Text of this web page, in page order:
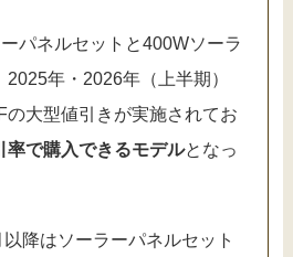
パネルセットと400Wソーラ
年・2026年（上半期）
の大型値引きが実施されてお
率で購入できるモデルとなっ
降はソーラーパネルセット